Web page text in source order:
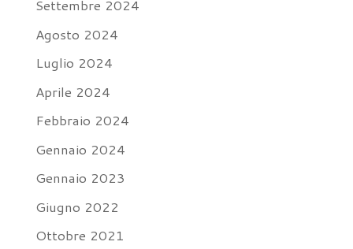
Settembre 2024
Agosto 2024
Luglio 2024
Aprile 2024
Febbraio 2024
Gennaio 2024
Gennaio 2023
Giugno 2022
Ottobre 2021